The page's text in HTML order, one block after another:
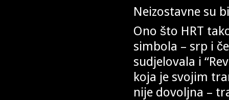
Neizostavne su
Ono što HRT
simbola – srp i
sudjelovala i
koja je svojim
nije dovoljna –